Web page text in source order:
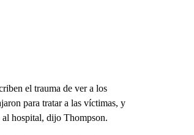
el trauma de ver a los
para tratar a las víctimas, y
al hospital, dijo Thompson.